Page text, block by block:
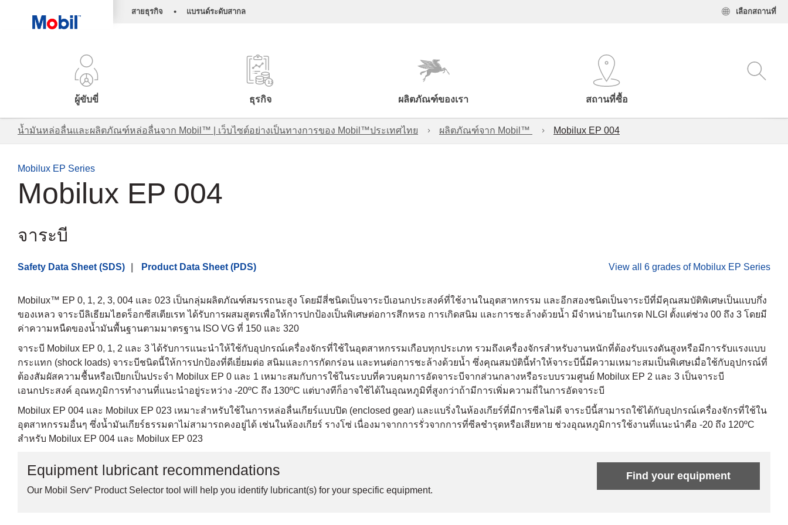
สายธุรกิจ • แบรนด์ระดับสากล เลือกสถานที่
ผู้ขับขี่ ธุรกิจ ผลิตภัณฑ์ของเรา สถานที่ซื้อ
น้ำมันหล่อลื่นและผลิตภัณฑ์หล่อลื่นจาก Mobil™ | เว็บไซต์อย่างเป็นทางการของ Mobil™ประเทศไทย ผลิตภัณฑ์จาก Mobil™ Mobilux EP 004
Mobilux EP Series
Mobilux EP 004
จาระบี
Safety Data Sheet (SDS) Product Data Sheet (PDS) View all 6 grades of Mobilux EP Series
Mobilux™ EP 0, 1, 2, 3, 004 และ 023 เป็นกลุ่มผลิตภัณฑ์สมรรถนะสูง โดยมีสี่ชนิดเป็นจาระบีเอนกประสงค์ที่ใช้งานในอุตสาหกรรม และอีกสองชนิดเป็นจาระบีที่มีคุณสมบัติพิเศษเป็นแบบกึ่ง
ของเหลว จาระบีลิเธียมไฮดร็อกซีสเตียเรท ได้รับการผสมสูตรเพื่อให้การปกป้องเป็นพิเศษต่อการสึกหรอ การเกิดสนิม และการชะล้างด้วยน้ำ มีจำหน่ายในเกรด NLGI ตั้งแต่ช่วง 00 ถึง 3 โดยมี
ค่าความหนืดของน้ำมันพื้นฐานตามมาตรฐาน ISO VG ที่ 150 และ 320
จาระบี Mobilux EP 0, 1, 2 และ 3 ได้รับการแนะนำให้ใช้กับอุปกรณ์เครื่องจักรที่ใช้ในอุตสาหกรรมเกือบทุกประเภท รวมถึงเครื่องจักรสำหรับงานหนักที่ต้องรับแรงดันสูงหรือมีการรับแรงแบบ
กระแทก (shock loads) จาระบีชนิดนี้ให้การปกป้องที่ดีเยี่ยมต่อ สนิมและการกัดกร่อน และทนต่อการชะล้างด้วยน้ำ ซึ่งคุณสมบัตินี้ทำให้จาระบีนี้มีความเหมาะสมเป็นพิเศษเมื่อใช้กับอุปกรณ์ที่
ต้องสัมผัสความชื้นหรือเปียกเป็นประจำ Mobilux EP 0 และ 1 เหมาะสมกับการใช้ในระบบที่ควบคุมการอัดจาระบีจากส่วนกลางหรือระบบรวมศูนย์ Mobilux EP 2 และ 3 เป็นจาระบี
เอนกประสงค์ อุณหภูมิการทำงานที่แนะนำอยู่ระหว่าง -20ºC ถึง 130ºC แต่บางทีก็อาจใช้ได้ในอุณหภูมิที่สูงกว่าถ้ามีการเพิ่มความถี่ในการอัดจาระบี
Mobilux EP 004 และ Mobilux EP 023 เหมาะสำหรับใช้ในการหล่อลื่นเกียร์แบบปิด (enclosed gear) และแบริ่งในห้องเกียร์ที่มีการซีลไม่ดี จาระบีนี้สามารถใช้ได้กับอุปกรณ์เครื่องจักรที่ใช้ใน
อุตสาหกรรมอื่นๆ ซึ่งน้ำมันเกียร์ธรรมดาไม่สามารถคงอยู่ได้ เช่นในห้องเกียร์ รางโซ่ เนื่องมาจากการรั่วจากการที่ซีลชำรุดหรือเสียหาย ช่วงอุณหภูมิการใช้งานที่แนะนำคือ -20 ถึง 120ºC
สำหรับ Mobilux EP 004 และ Mobilux EP 023
Equipment lubricant recommendations
Our Mobil Serv℠ Product Selector tool will help you identify lubricant(s) for your specific equipment.
Find your equipment